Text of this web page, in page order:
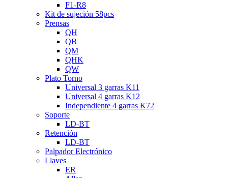
F1-R8
Kit de sujeción 58pcs
Prensas
QH
QB
QM
QHK
QW
Plato Torno
Universal 3 garras K11
Universal 4 garras K12
Independiente 4 garras K72
Soporte
LD-BT
Retención
LD-BT
Palpador Electrónico
Llaves
ER